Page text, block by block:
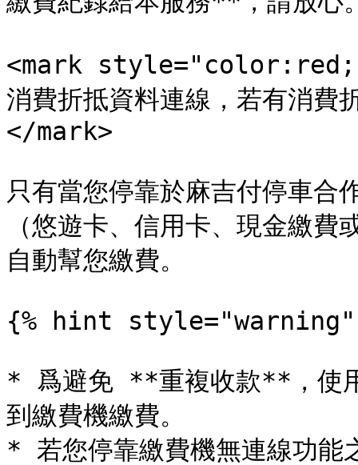
<mark style="color:red;">
消費折抵資料連線，若有消費
</mark>
只有當您停靠於麻吉付停車合
（悠遊卡、信用卡、現金繳
自動幫您繳費。
{% hint style="warning"
* 爲避免 **重複收款**，使
到繳費機繳費。
* 若您停靠繳費機無連線功能